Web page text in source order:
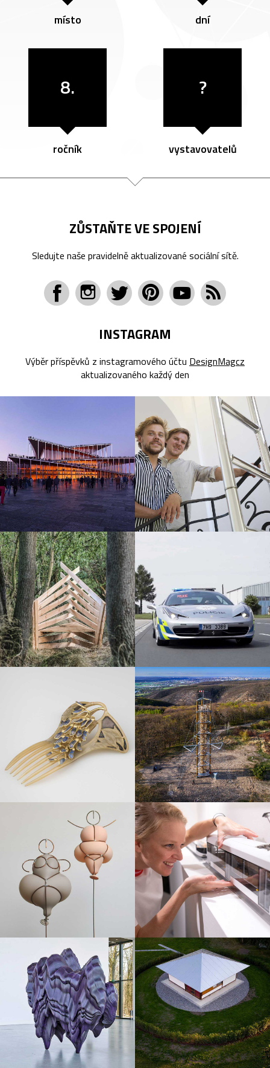
místo dní
8.
ročník
?
vystavovatelů
ZŮSTAŇTE VE SPOJENÍ
Sledujte naše pravidelně aktualizované sociální sítě.
INSTAGRAM
Výběr příspěvků z instagramového účtu DesignMagcz
aktualizovaného každý den